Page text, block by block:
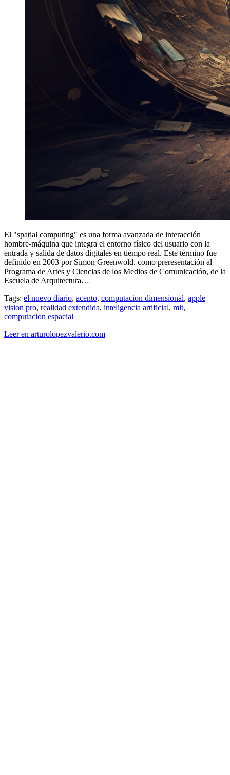
El "spatial computing" es una forma avanzada de interacción
hombre-máquina que integra el entorno físico del usuario con la
entrada y salida de datos digitales en tiempo real. Este término fue
definido en 2003 por Simon Greenwold, como preresentación al
Programa de Artes y Ciencias de los Medios de Comunicación, de la
Escuela de Arquitectura…
Tags: el nuevo diario, acento, computacion dimensional, apple
vision pro, realidad extendida, inteligencia artificial, mit,
computacion espacial
Leer en arturolopezvalerio.com